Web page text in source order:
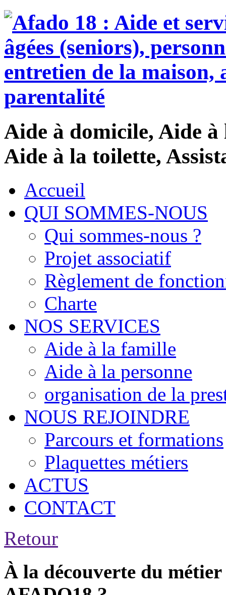
Aide à domicile, Aide
Aide à la toilette,
Accueil
QUI SOMMES-NOUS
Qui sommes-nous ?
Projet associatif
Règlement de
Charte
NOS SERVICES
Aide à la famille
Aide à la personne
organisation de la
NOUS REJOINDRE
Parcours et formations
Plaquettes métiers
ACTUS
CONTACT
Retour
À la découverte du